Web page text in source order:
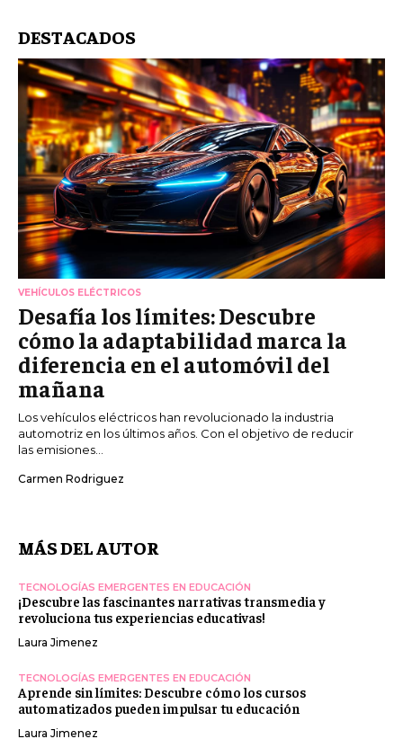
DESTACADOS
VEHÍCULOS ELÉCTRICOS
Desafía los límites: Descubre
cómo la adaptabilidad marca la
diferencia en el automóvil del
mañana
Los vehículos eléctricos han revolucionado la industria
automotriz en los últimos años. Con el objetivo de reducir
las emisiones...
Carmen Rodriguez
MÁS DEL AUTOR
TECNOLOGÍAS EMERGENTES EN EDUCACIÓN
¡Descubre las fascinantes narrativas transmedia y
revoluciona tus experiencias educativas!
Laura Jimenez
TECNOLOGÍAS EMERGENTES EN EDUCACIÓN
Aprende sin límites: Descubre cómo los cursos
automatizados pueden impulsar tu educación
Laura Jimenez